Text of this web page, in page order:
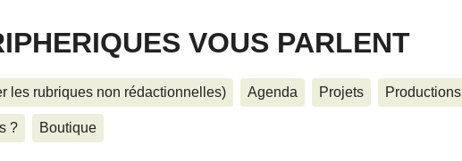
VOUS PARLENT
les rubriques non rédactionnelles) Agenda Projets Productions
? Boutique